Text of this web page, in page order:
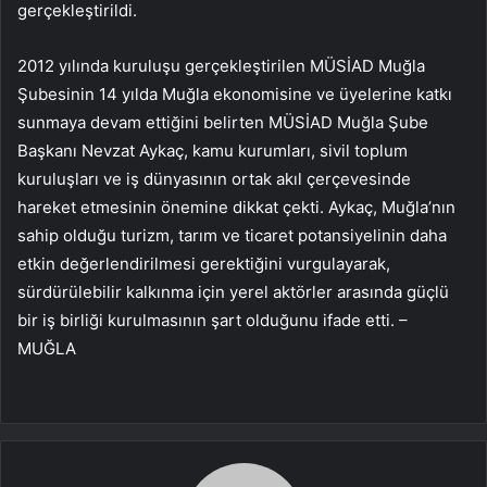
gerçekleştirildi.
2012 yılında kuruluşu gerçekleştirilen MÜSİAD Muğla
Şubesinin 14 yılda Muğla ekonomisine ve üyelerine katkı
sunmaya devam ettiğini belirten MÜSİAD Muğla Şube
Başkanı Nevzat Aykaç, kamu kurumları, sivil toplum
kuruluşları ve iş dünyasının ortak akıl çerçevesinde
hareket etmesinin önemine dikkat çekti. Aykaç, Muğla’nın
sahip olduğu turizm, tarım ve ticaret potansiyelinin daha
etkin değerlendirilmesi gerektiğini vurgulayarak,
sürdürülebilir kalkınma için yerel aktörler arasında güçlü
bir iş birliği kurulmasının şart olduğunu ifade etti. –
MUĞLA